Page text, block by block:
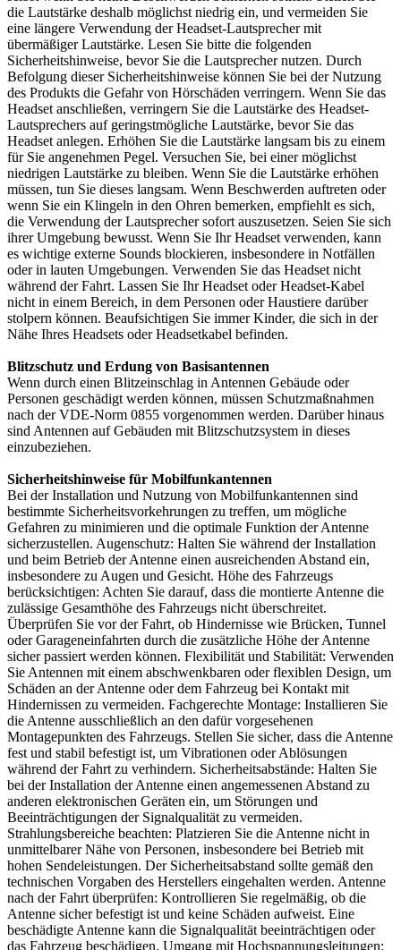
die Lautstärke deshalb möglichst niedrig ein, und vermeiden Sie
eine längere Verwendung der Headset-Lautsprecher mit
übermäßiger Lautstärke. Lesen Sie bitte die folgenden
Sicherheitshinweise, bevor Sie die Lautsprecher nutzen. Durch
Befolgung dieser Sicherheitshinweise können Sie bei der Nutzung
des Produkts die Gefahr von Hörschäden verringern. Wenn Sie das
Headset anschließen, verringern Sie die Lautstärke des Headset-
Lautsprechers auf geringstmögliche Lautstärke, bevor Sie das
Headset anlegen. Erhöhen Sie die Lautstärke langsam bis zu einem
für Sie angenehmen Pegel. Versuchen Sie, bei einer möglichst
niedrigen Lautstärke zu bleiben. Wenn Sie die Lautstärke erhöhen
müssen, tun Sie dieses langsam. Wenn Beschwerden auftreten oder
wenn Sie ein Klingeln in den Ohren bemerken, empfiehlt es sich,
die Verwendung der Lautsprecher sofort auszusetzen. Seien Sie sich
ihrer Umgebung bewusst. Wenn Sie Ihr Headset verwenden, kann
es wichtige externe Sounds blockieren, insbesondere in Notfällen
oder in lauten Umgebungen. Verwenden Sie das Headset nicht
während der Fahrt. Lassen Sie Ihr Headset oder Headset-Kabel
nicht in einem Bereich, in dem Personen oder Haustiere darüber
stolpern können. Beaufsichtigen Sie immer Kinder, die sich in der
Nähe Ihres Headsets oder Headsetkabel befinden.
Blitzschutz und Erdung von Basisantennen
Wenn durch einen Blitzeinschlag in Antennen Gebäude oder
Personen geschädigt werden können, müssen Schutzmaßnahmen
nach der VDE-Norm 0855 vorgenommen werden. Darüber hinaus
sind Antennen auf Gebäuden mit Blitzschutzsystem in dieses
einzubeziehen.
Sicherheitshinweise für Mobilfunkantennen
Bei der Installation und Nutzung von Mobilfunkantennen sind
bestimmte Sicherheitsvorkehrungen zu treffen, um mögliche
Gefahren zu minimieren und die optimale Funktion der Antenne
sicherzustellen. Augenschutz: Halten Sie während der Installation
und beim Betrieb der Antenne einen ausreichenden Abstand ein,
insbesondere zu Augen und Gesicht. Höhe des Fahrzeugs
berücksichtigen: Achten Sie darauf, dass die montierte Antenne die
zulässige Gesamthöhe des Fahrzeugs nicht überschreitet.
Überprüfen Sie vor der Fahrt, ob Hindernisse wie Brücken, Tunnel
oder Garageneinfahrten durch die zusätzliche Höhe der Antenne
sicher passiert werden können. Flexibilität und Stabilität: Verwenden
Sie Antennen mit einem abschwenkbaren oder flexiblen Design, um
Schäden an der Antenne oder dem Fahrzeug bei Kontakt mit
Hindernissen zu vermeiden. Fachgerechte Montage: Installieren Sie
die Antenne ausschließlich an den dafür vorgesehenen
Montagepunkten des Fahrzeugs. Stellen Sie sicher, dass die Antenne
fest und stabil befestigt ist, um Vibrationen oder Ablösungen
während der Fahrt zu verhindern. Sicherheitsabstände: Halten Sie
bei der Installation der Antenne einen angemessenen Abstand zu
anderen elektronischen Geräten ein, um Störungen und
Beeinträchtigungen der Signalqualität zu vermeiden.
Strahlungsbereiche beachten: Platzieren Sie die Antenne nicht in
unmittelbarer Nähe von Personen, insbesondere bei Betrieb mit
hohen Sendeleistungen. Der Sicherheitsabstand sollte gemäß den
technischen Vorgaben des Herstellers eingehalten werden. Antenne
nach der Fahrt überprüfen: Kontrollieren Sie regelmäßig, ob die
Antenne sicher befestigt ist und keine Schäden aufweist. Eine
beschädigte Antenne kann die Signalqualität beeinträchtigen oder
das Fahrzeug beschädigen. Umgang mit Hochspannungsleitungen: